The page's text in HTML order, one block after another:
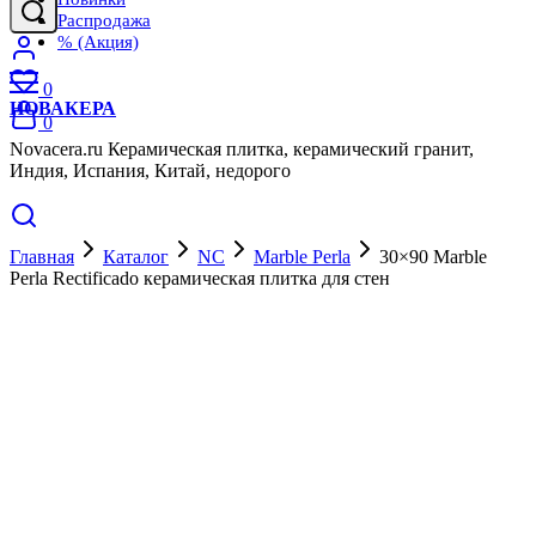
0
0
Распродажа
% (Акция)
НОВАКЕРА
Novacera.ru Керамическая плитка, керамический гранит,
Индия, Испания, Китай, недорого
Главная Каталог NC Marble Perla
30×90 Marble
Perla Rectificado керамическая плитка для стен